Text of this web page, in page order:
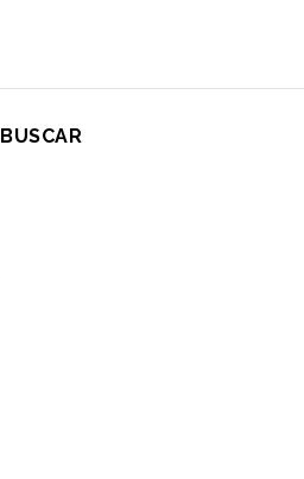
BUSCAR